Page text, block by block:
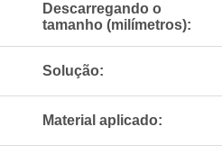
Descarregando o
tamanho (milímetros):
Solução:
Material aplicado: